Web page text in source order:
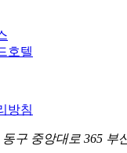
방침
구 중앙대로 365 부